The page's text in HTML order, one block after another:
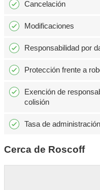
Cancelación
Modificaciones
Responsabilidad por
Protección frente a
Exención de
colisión
Tasa de
Cerca de Roscoff